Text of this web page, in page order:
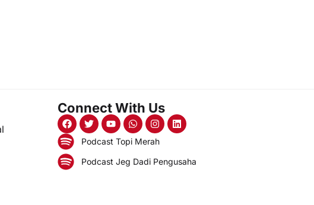
Connect With Us
Podcast Topi Merah
Podcast Jeg Dadi Pengusaha